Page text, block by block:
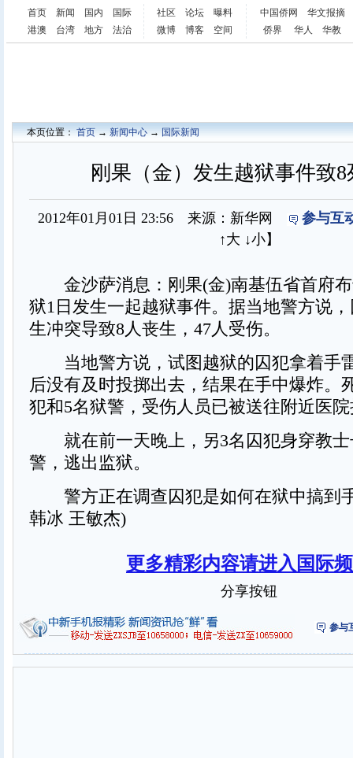
首页 新闻 国内
国际
港澳
台湾 地方 法治
社区 论坛
曝料
微博
博客 空间
中国侨网
华文报摘
侨界
华人 华教
本页位置：首页→新闻中心→国际新闻
刚果（金）发生越狱事件致8
2012年01月01日 23:56 来源：新华网
参与互
↑大 ↓小】
金沙萨消息：刚果(金)南基伍省首府布
狱1日发生一起越狱事件。据当地警方说
生冲突导致8人丧生，47人受伤。
当地警方说，试图越狱的囚犯拿着手
后没有及时投掷出去，结果在手中爆炸。
犯和5名狱警，受伤人员已被送往附近医
就在前一天晚上，另3名囚犯身穿教士
警，逃出监狱。
警方正在调查囚犯是如何在狱中搞到
韩冰 王敏杰)
更多精彩内容请进入国际
分享按钮
参与